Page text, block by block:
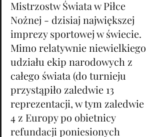
Mistrzostw Świata w Piłce
Nożnej - dzisiaj największej
imprezy sportowej w świecie.
Mimo relatywnie niewielkiego
udziału ekip narodowych z
całego świata (do turnieju
przystąpiło zaledwie 13
reprezentacji, w tym zaledwie
4 z Europy po obietnicy
refundacji poniesionych